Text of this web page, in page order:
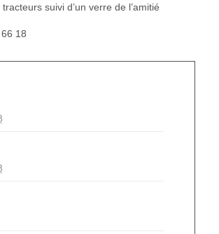
suivi d’un verre de l’amitié
18